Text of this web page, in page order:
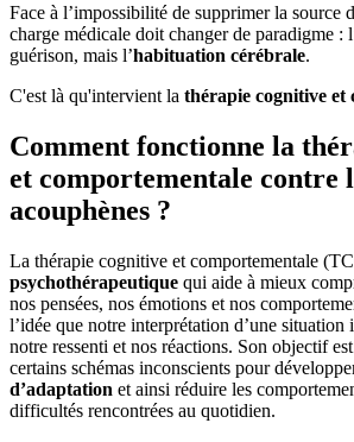
Face à l’impossibilité de supprimer la source
charge médicale doit changer de paradigme :
guérison, mais l’habituation cérébrale.
C'est là qu'intervient la thérapie cognitive et
Comment fonctionne la
et comportementale contre
acouphènes ?
La thérapie cognitive et comportementale
psychothérapeutique qui aide à mieux
nos pensées, nos émotions et nos
l’idée que notre interprétation d’une
notre ressenti et nos réactions. Son objectif
certains schémas inconscients pour
d’adaptation et ainsi réduire les
difficultés rencontrées au quotidien.